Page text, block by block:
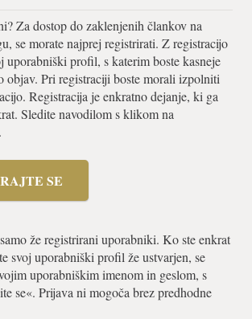
Za dostop do zaklenjenih člankov na
se morate najprej registrirati. Z registracijo
uporabniški profil, s katerim boste kasneje
objav. Pri registraciji boste morali izpolniti
Registracija je enkratno dejanje, ki ga
Sledite navodilom s klikom na
SE
že registrirani uporabniki. Ko ste enkrat
svoj uporabniški profil že ustvarjen, se
uporabniškim imenom in geslom, s
se«. Prijava ni mogoča brez predhodne